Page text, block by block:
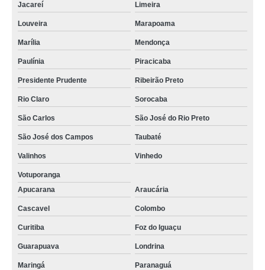
Jacareí Limeira
Louveira Marapoama
Marília Mendonça
Paulínia Piracicaba
Presidente Prudente Ribeirão Preto
Rio Claro Sorocaba
São Carlos São José do Rio Preto
São José dos Campos Taubaté
Valinhos Vinhedo
Votuporanga
Apucarana
Araucária
Cascavel Colombo
Curitiba Foz do Iguaçu
Guarapuava Londrina
Maringá Paranaguá